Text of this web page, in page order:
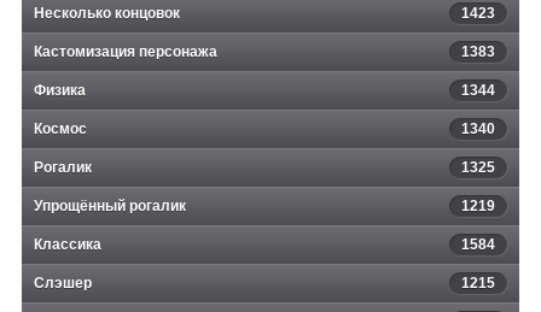
Несколько концовок 1423
Кастомизация персонажа 1383
Физика 1344
Космос 1340
Рогалик 1325
Упрощённый рогалик 1219
Классика 1584
Слэшер 1215